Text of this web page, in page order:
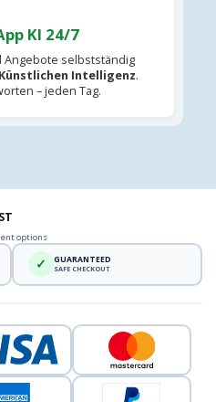
KI 24/7
Angebote selbstständig
Künstlichen Intelligenz.
– jeden Tag.
options
✓ GUARANTEED
SAFE CHECKOUT